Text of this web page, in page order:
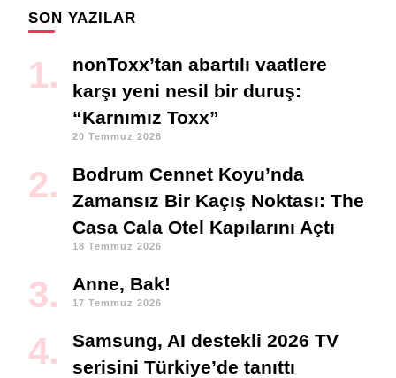
SON YAZILAR
nonToxx’tan abartılı vaatlere
karşı yeni nesil bir duruş:
“Karnımız Toxx”
20 Temmuz 2026
Bodrum Cennet Koyu’nda
Zamansız Bir Kaçış Noktası: The
Casa Cala Otel Kapılarını Açtı
18 Temmuz 2026
Anne, Bak!
17 Temmuz 2026
Samsung, AI destekli 2026 TV
serisini Türkiye’de tanıttı